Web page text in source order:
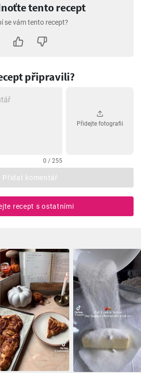
tento recept
se vám tento recept?
připravili?
0 / 255
Přidejte fotografii
Přidat komentář
recept s ostatními